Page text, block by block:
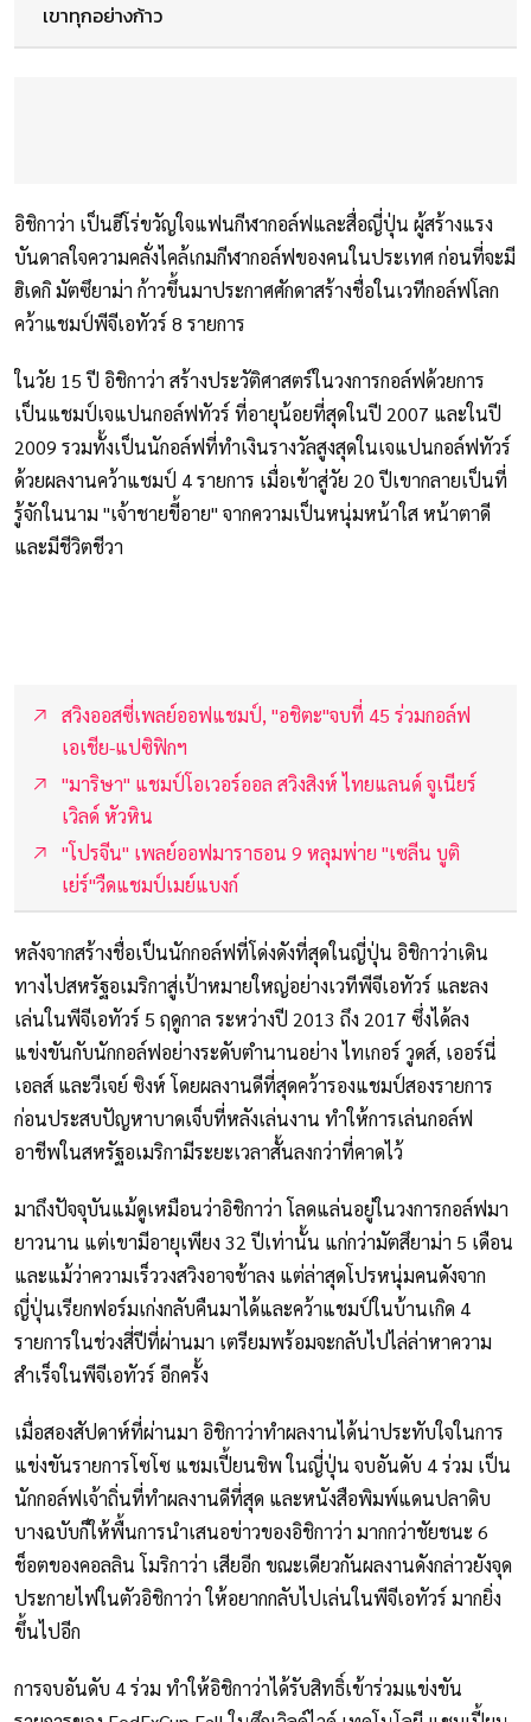
เขาทุกอย่างก้าว
อิชิกาว่า เป็นฮีโร่ขวัญใจแฟนกีฬากอล์ฟและสื่อญี่ปุ่น ผู้สร้างแรง
บันดาลใจความคลั่งไคล้เกมกีฬากอล์ฟของคนในประเทศ ก่อนที่จะมี
ฮิเดกิ มัตซึยาม่า ก้าวขึ้นมาประกาศศักดาสร้างชื่อในเวทีกอล์ฟโลก
คว้าแชมป์พีจีเอทัวร์ 8 รายการ
ในวัย 15 ปี อิชิกาว่า สร้างประวัติศาสตร์ในวงการกอล์ฟด้วยการ
เป็นแชมป์เจแปนกอล์ฟทัวร์ ที่อายุน้อยที่สุดในปี 2007 และในปี
2009 รวมทั้งเป็นนักอล์ฟที่ทำเงินรางวัลสูงสุดในเจแปนกอล์ฟทัวร์
ด้วยผลงานคว้าแชมป์ 4 รายการ เมื่อเข้าสู่วัย 20 ปีเขากลายเป็นที่
รู้จักในนาม "เจ้าชายขี้อาย" จากความเป็นหนุ่มหน้าใส หน้าตาดี
และมีชีวิตชีวา
สวิงออสซี่เพลย์ออฟแชมป์, "อชิตะ"จบที่ 45 ร่วมกอล์ฟ
เอเชีย-แปซิฟิกฯ
"มาริษา" แชมป์โอเวอร์ออล สวิงสิงห์ ไทยแลนด์ จูเนียร์
เวิลด์ หัวหิน
"โปรจีน" เพลย์ออฟมาราธอน 9 หลุมพ่าย "เซลีน บูติ
เย่ร์"วืดแชมป์เมย์แบงก์
หลังจากสร้างชื่อเป็นนักกอล์ฟที่โด่งดังที่สุดในญี่ปุ่น อิชิกาว่าเดิน
ทางไปสหรัฐอเมริกาสู่เป้าหมายใหญ่อย่างเวทีพีจีเอทัวร์ และลง
เล่นในพีจีเอทัวร์ 5 ฤดูกาล ระหว่างปี 2013 ถึง 2017 ซึ่งได้ลง
แข่งขันกับนักกอล์ฟอย่างระดับตำนานอย่าง ไทเกอร์ วูดส์, เออร์นี่
เอลส์ และวีเจย์ ซิงห์ โดยผลงานดีที่สุดคว้ารองแชมป์สองรายการ
ก่อนประสบปัญหาบาดเจ็บที่หลังเล่นงาน ทำให้การเล่นกอล์ฟ
อาชีพในสหรัฐอเมริกามีระยะเวลาสั้นลงกว่าที่คาดไว้
มาถึงปัจจุบันแม้ดูเหมือนว่าอิชิกาว่า โลดแล่นอยู่ในวงการกอล์ฟมา
ยาวนาน แต่เขามีอายุเพียง 32 ปีเท่านั้น แก่กว่ามัตสึยาม่า 5 เดือน
และแม้ว่าความเร็ววงสวิงอาจช้าลง แต่ล่าสุดโปรหนุ่มคนดังจาก
ญี่ปุ่นเรียกฟอร์มเก่งกลับคืนมาได้และคว้าแชมป์ในบ้านเกิด 4
รายการในช่วงสี่ปีที่ผ่านมา เตรียมพร้อมจะกลับไปไล่ล่าหาความ
สำเร็จในพีจีเอทัวร์ อีกครั้ง
เมื่อสองสัปดาห์ที่ผ่านมา อิชิกาว่าทำผลงานได้น่าประทับใจในการ
แข่งขันรายการโซโซ แชมเปี้ยนชิพ ในญี่ปุ่น จบอันดับ 4 ร่วม เป็น
นักกอล์ฟเจ้าถิ่นที่ทำผลงานดีที่สุด และหนังสือพิมพ์แดนปลาดิบ
บางฉบับก็ให้พื้นการนำเสนอข่าวของอิชิกาว่า มากกว่าชัยชนะ 6
ช็อตของคอลลิน โมริกาว่า เสียอีก ขณะเดียวกันผลงานดังกล่าวยังจุด
ประกายไฟในตัวอิชิกาว่า ให้อยากกลับไปเล่นในพีจีเอทัวร์ มากยิ่ง
ขึ้นไปอีก
การจบอันดับ 4 ร่วม ทำให้อิชิกาว่าได้รับสิทธิ์เข้าร่วมแข่งขัน